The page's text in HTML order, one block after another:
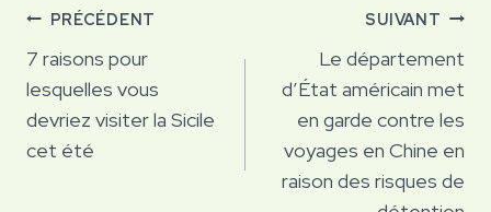
Navigation
de
l’article
PRÉCÉDENT
7 raisons pour
lesquelles vous
devriez visiter la Sicile
cet été
SUIVANT
Le département
d’État américain met
en garde contre les
voyages en Chine en
raison des risques de